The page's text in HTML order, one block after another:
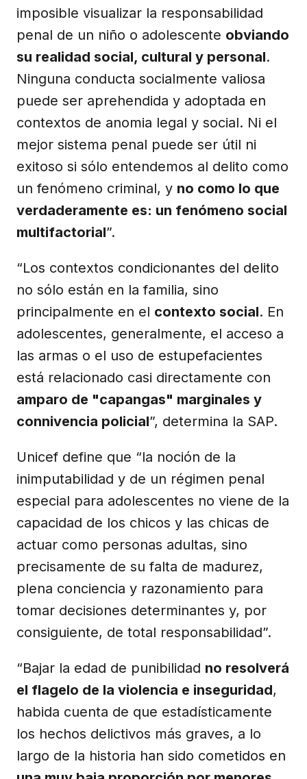
imposible visualizar la responsabilidad
penal de un niño o adolescente obviando
su realidad social, cultural y personal.
Ninguna conducta socialmente valiosa
puede ser aprehendida y adoptada en
contextos de anomia legal y social. Ni el
mejor sistema penal puede ser útil ni
exitoso si sólo entendemos al delito como
un fenómeno criminal, y no como lo que
verdaderamente es: un fenómeno social
multifactorial”.
“Los contextos condicionantes del delito
no sólo están en la familia, sino
principalmente en el contexto social. En
adolescentes, generalmente, el acceso a
las armas o el uso de estupefacientes
está relacionado casi directamente con
amparo de "capangas" marginales y
connivencia policial”, determina la SAP.
Unicef define que “la noción de la
inimputabilidad y de un régimen penal
especial para adolescentes no viene de la
capacidad de los chicos y las chicas de
actuar como personas adultas, sino
precisamente de su falta de madurez,
plena conciencia y razonamiento para
tomar decisiones determinantes y, por
consiguiente, de total responsabilidad”.
“Bajar la edad de punibilidad no resolverá
el flagelo de la violencia e inseguridad,
habida cuenta de que estadísticamente
los hechos delictivos más graves, a lo
largo de la historia han sido cometidos en